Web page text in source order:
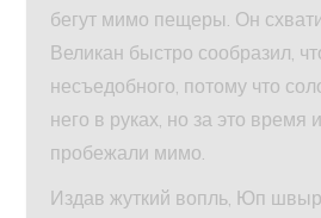
бегут мимо пещеры. Он
Великан быстро сообразил,
несъедобного, потому что
него в руках, но за это
пробежали мимо.
Издав жуткий вопль, Юп